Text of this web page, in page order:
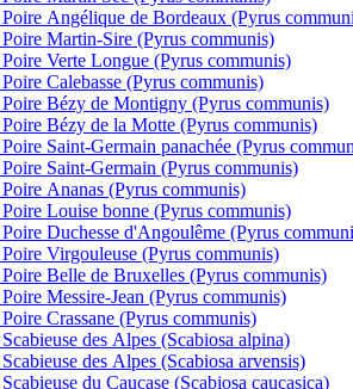
Angélique de Bordeaux (Pyrus
Martin-Sire (Pyrus communis)
Verte Longue (Pyrus communis)
Calebasse (Pyrus communis)
Bézy de Montigny (Pyrus communis)
Bézy de la Motte (Pyrus communis)
Saint-Germain panachée (Pyrus
Saint-Germain (Pyrus communis)
Ananas (Pyrus communis)
Louise bonne (Pyrus communis)
Duchesse d'Angoulême (Pyrus
Virgouleuse (Pyrus communis)
Belle de Bruxelles (Pyrus communis)
Messire-Jean (Pyrus communis)
Crassane (Pyrus communis)
des Alpes (Scabiosa alpina)
des Alpes (Scabiosa arvensis)
du Caucase (Scabiosa caucasica)